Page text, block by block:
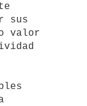
sus
valor